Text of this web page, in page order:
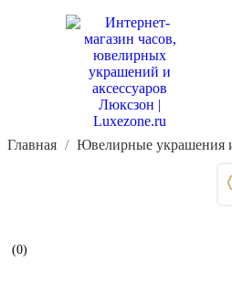
Главная Ювелирные украшения
(0)